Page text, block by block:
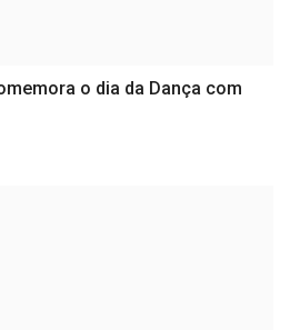
o dia da Dança com